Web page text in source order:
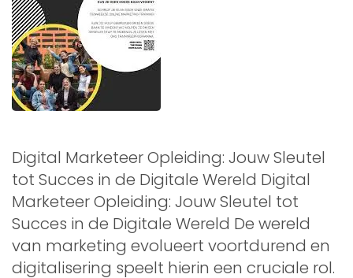
Digital Marketeer Opleiding: Jouw Sleutel
tot Succes in de Digitale Wereld Digital
Marketeer Opleiding: Jouw Sleutel tot
Succes in de Digitale Wereld De wereld
van marketing evolueert voortdurend en
digitalisering speelt hierin een cruciale rol.